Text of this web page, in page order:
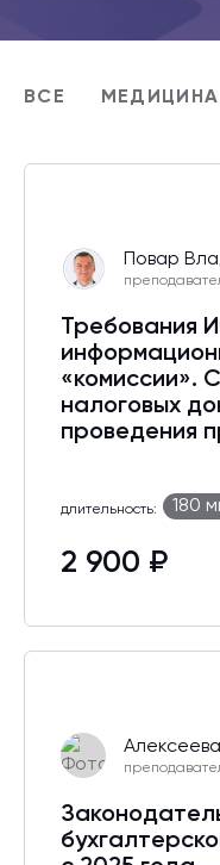
ВСЕ
Повар
Требования
«комиссии».
налоговых
проведения
длительность: 180
2 900 ₽